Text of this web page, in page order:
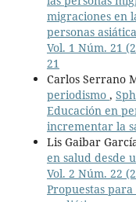
migraciones en
personas
Vol. 1 Núm. 21
21
Carlos Serrano
periodismo ,
Educación en
incrementar la
Lis Gaibar
en salud desde
Vol. 2 Núm. 22
Propuestas